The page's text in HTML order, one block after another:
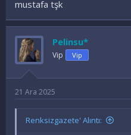
mustafa tşk
Pelinsu*
Vip Vip
21 Ara 2025
Renksizgazete' Alıntı: